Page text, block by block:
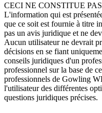
CECI NE CONSTITUE
L'information qui est
que ce soit est fournie à titre
pas un avis juridique et ne
Aucun utilisateur ne devrait
décisions en se fiant
conseils juridiques d'un
professionnel sur la base de
professionnels de Gowling
l'utilisateur des différentes
questions juridiques précises.